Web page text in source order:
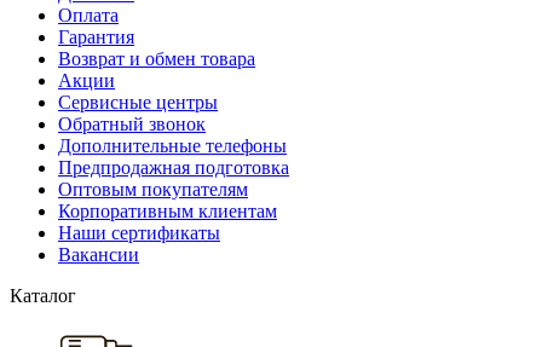
Оплата
Гарантия
Возврат и обмен товара
Акции
Сервисные центры
Обратный звонок
Дополнительные телефоны
Предпродажная подготовка
Оптовым покупателям
Корпоративным клиентам
Наши сертификаты
Вакансии
Каталог